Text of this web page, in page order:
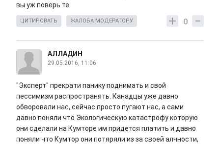
вы уж поверь те
0
ЦИТИРОВАТЬ ЖАЛОБА МОДЕРАТОРУ
АЛЛАДИН
29.05.2016, 11:06
"Эксперт" прекрати панику поднимать и свой
пессимизм распространять. Канадцы уже давно
обворовали нас, сейчас просто пугают нас, а сами
давно поняли что Экологическую катастрофу которую
они сделали на Кумторе им придется платить и давно
поняли что Кумтор они потяряли из за своей алчности,